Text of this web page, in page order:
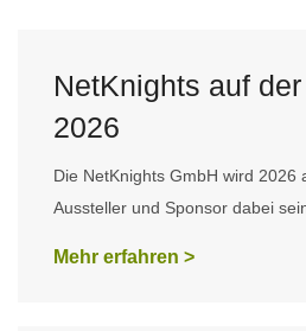
NetKnights auf
2026
Die NetKnights GmbH wird 2026
Aussteller und Sponsor dabei
Mehr erfahren >